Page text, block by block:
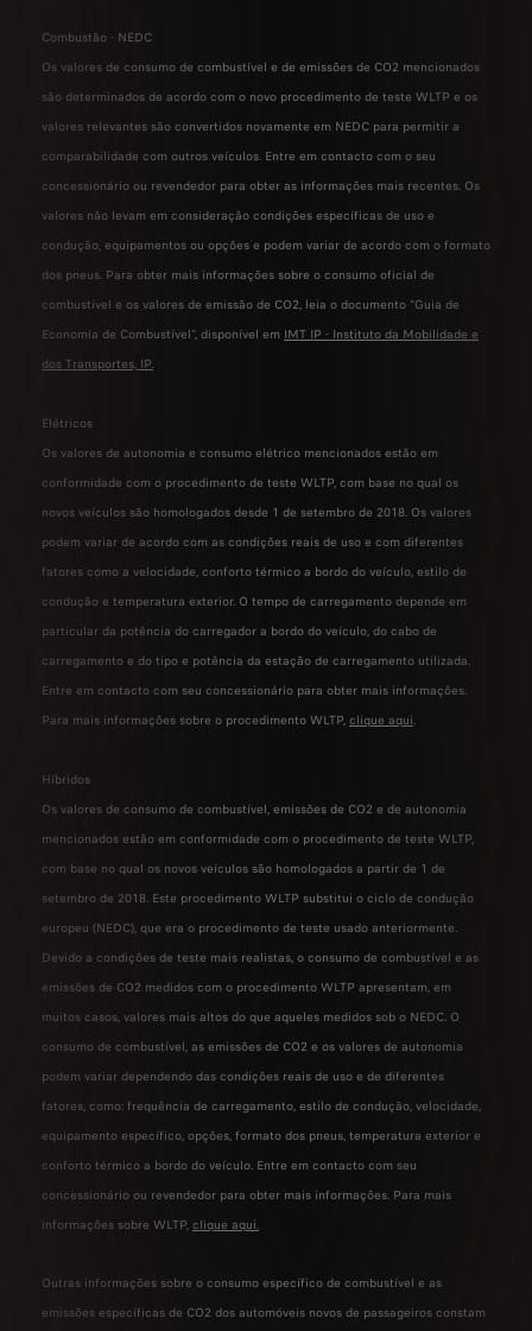
Combustão - NEDC
Os valores de consumo de combustível e de emissões de CO2 mencionados
são determinados de acordo com o novo procedimento de teste WLTP e os
valores relevantes são convertidos novamente em NEDC para permitir a
comparabilidade com outros veículos. Entre em contacto com o seu
concessionário ou revendedor para obter as informações mais recentes. Os
valores não levam em consideração condições específicas de uso e
condução, equipamentos ou opções e podem variar de acordo com o formato
dos pneus. Para obter mais informações sobre o consumo oficial de
combustível e os valores de emissão de CO2, leia o documento "Guia de
Economia de Combustível", disponível em IMT IP - Instituto da Mobilidade e
dos Transportes, IP.
Elétricos
Os valores de autonomia e consumo elétrico mencionados estão em
conformidade com o procedimento de teste WLTP, com base no qual os
novos veículos são homologados desde 1 de setembro de 2018. Os valores
podem variar de acordo com as condições reais de uso e com diferentes
fatores como a velocidade, conforto térmico a bordo do veículo, estilo de
condução e temperatura exterior. O tempo de carregamento depende em
particular da potência do carregador a bordo do veículo, do cabo de
carregamento e do tipo e potência da estação de carregamento utilizada.
Entre em contacto com seu concessionário para obter mais informações.
Para mais informações sobre o procedimento WLTP, clique aqui.
Híbridos
Os valores de consumo de combustível, emissões de CO2 e de autonomia
mencionados estão em conformidade com o procedimento de teste WLTP,
com base no qual os novos veículos são homologados a partir de 1 de
setembro de 2018. Este procedimento WLTP substitui o ciclo de condução
europeu (NEDC), que era o procedimento de teste usado anteriormente.
Devido a condições de teste mais realistas, o consumo de combustível e as
emissões de CO2 medidos com o procedimento WLTP apresentam, em
muitos casos, valores mais altos do que aqueles medidos sob o NEDC. O
consumo de combustível, as emissões de CO2 e os valores de autonomia
podem variar dependendo das condições reais de uso e de diferentes
fatores, como: frequência de carregamento, estilo de condução, velocidade,
equipamento específico, opções, formato dos pneus, temperatura exterior e
conforto térmico a bordo do veículo. Entre em contacto com seu
concessionário ou revendedor para obter mais informações. Para mais
informações sobre WLTP, clique aqui.
Outras informações sobre o consumo específico de combustível e as
emissões específicas de CO2 dos automóveis novos de passageiros constam